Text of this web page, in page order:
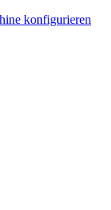
konfigurieren